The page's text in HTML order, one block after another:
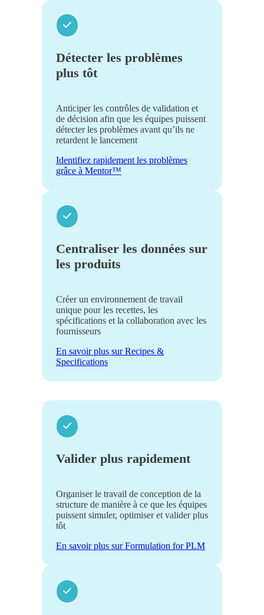
Détecter les problèmes
plus tôt
Anticiper les contrôles de validation et
de décision afin que les équipes puissent
détecter les problèmes avant qu’ils ne
retardent le lancement
Identifiez rapidement les problèmes
grâce à Mentor™
Centraliser les données sur
les produits
Créer un environnement de travail
unique pour les recettes, les
spécifications et la collaboration avec les
fournisseurs
En savoir plus sur Recipes &
Specifications
Valider plus rapidement
Organiser le travail de conception de la
structure de manière à ce que les équipes
puissent simuler, optimiser et valider plus
tôt
En savoir plus sur Formulation for PLM